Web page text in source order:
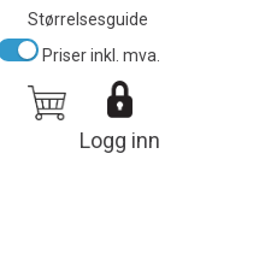
Størrelsesguide
Logg inn
Priser inkl. mva.